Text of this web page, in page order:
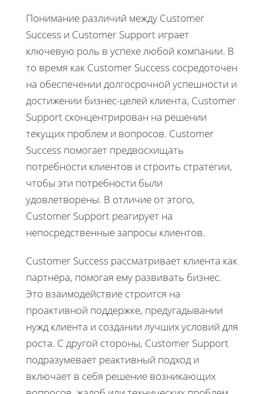
Понимание различий между Customer
Success и Customer Support играет
ключевую роль в успехе любой компании. В
то время как Customer Success сосредоточен
на обеспечении долгосрочной успешности и
достижении бизнес-целей клиента, Customer
Support сконцентрирован на решении
текущих проблем и вопросов. Customer
Success помогает предвосхищать
потребности клиентов и строить стратегии,
чтобы эти потребности были
удовлетворены. В отличие от этого,
Customer Support реагирует на
непосредственные запросы клиентов.
Customer Success рассматривает клиента как
партнёра, помогая ему развивать бизнес.
Это взаимодействие строится на
проактивной поддержке, предугадывании
нужд клиента и создании лучших условий для
роста. С другой стороны, Customer Support
подразумевает реактивный подход и
включает в себя решение возникающих